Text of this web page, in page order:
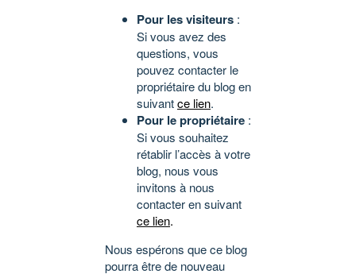
Pour les visiteurs :
Si vous avez des
questions, vous
pouvez contacter le
propriétaire du blog en
suivantce lien.
Pour le propriétaire :
Si vous souhaitez
rétablir l’accès à votre
blog, nous vous
invitons à nous
contacter en suivant
ce lien.
Nous espérons que ce blog
pourra être de nouveau